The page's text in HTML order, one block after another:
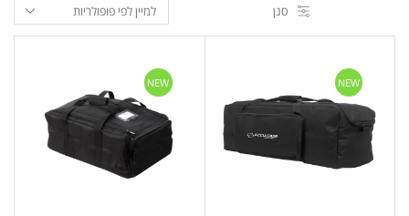
סנן
NEW
NEW